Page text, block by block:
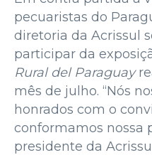
pecuaristas do
diretoria da Acrissul
participar da
Rural del Paraguay
mês de julho. “Nós
honrados com o
conformamos nossa
presidente da